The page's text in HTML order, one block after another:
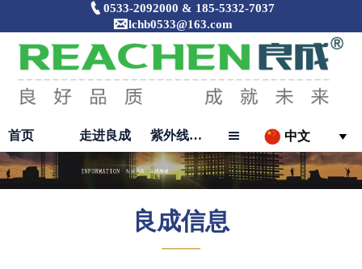
 0533-2092000 & 185-5332-7037
lchb0533@163.com
首页 走进良成 紫外线消毒器  中文 
良成信息
———